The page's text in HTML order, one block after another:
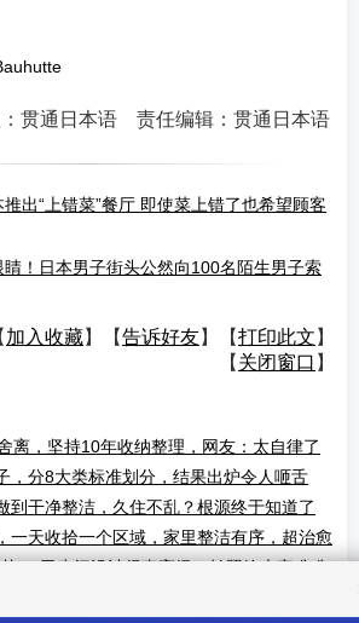
：贯通日本语 责任编辑：贯通日本语
推出“上错菜”餐厅 即使菜上错了也希望顾客
睛！日本男子街头公然向100名陌生男子索
加入收藏】【告诉好友】【打印此文 】
【 关闭窗口 】
离，坚持10年收纳整理，网友：太自律了
，分8大类标准划分，结果出炉令人咂舌
到干净整洁，久住不乱？根源终于知道了
一天收拾一个区域，家里整洁有序，超治愈
”，卫生间设计得真高级，拍照给大家瞧瞧
这群60、70岁的日本奶奶，比年轻人还会